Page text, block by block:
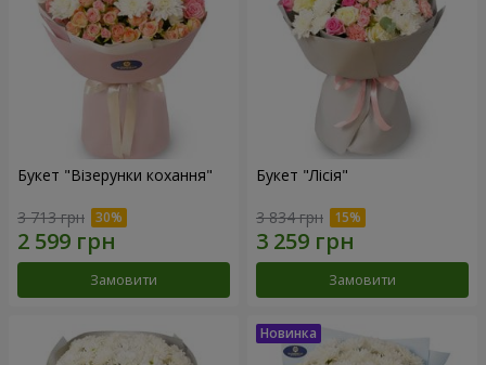
Букет "Візерунки кохання"
3 713 грн
Замовити
Букет "Лісія"
3 834 грн
Замовити